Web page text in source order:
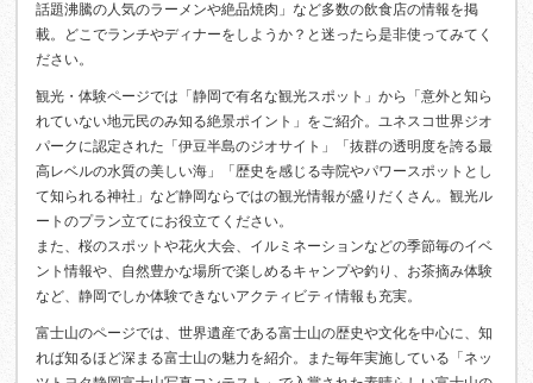
話題沸騰の人気のラーメンや絶品焼肉」など多数の飲食店の情報を掲
載。どこでランチやディナーをしようか？と迷ったら是非使ってみてく
ださい。
観光・体験ページでは「静岡で有名な観光スポット」から「意外と知ら
れていない地元民のみ知る絶景ポイント」をご紹介。ユネスコ世界ジオ
パークに認定された「伊豆半島のジオサイト」「抜群の透明度を誇る最
高レベルの水質の美しい海」「歴史を感じる寺院やパワースポットとし
て知られる神社」など静岡ならではの観光情報が盛りだくさん。観光ル
ートのプラン立てにお役立てください。
また、桜のスポットや花火大会、イルミネーションなどの季節毎のイベ
ント情報や、自然豊かな場所で楽しめるキャンプや釣り、お茶摘み体験
など、静岡でしか体験できないアクティビティ情報も充実。
富士山のページでは、世界遺産である富士山の歴史や文化を中心に、知
れば知るほど深まる富士山の魅力を紹介。また毎年実施している「ネッ